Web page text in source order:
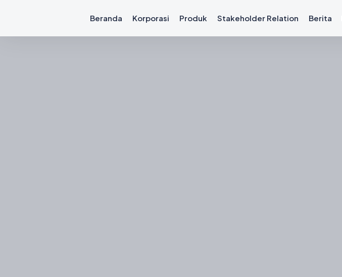
Beranda Korporasi Produk Stakeholder Relation Berita